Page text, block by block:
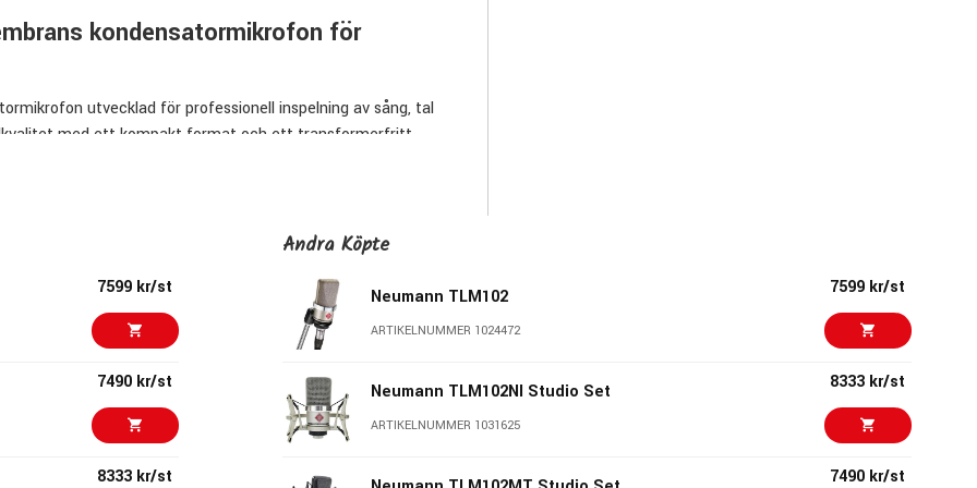
kondensatormikrofon för
utvecklad för professionell inspelning av sång, tal
med ett kompakt format och ett transformerfritt
allt från känsliga vokalinspelningar till kraftfulla instrument.
ett tydligt och fokuserat ljud. Den relativt linjära
och instrument naturligt och detaljerat.
i inspelningar.
7599 kr/st
7490 kr/st
8333 kr/st
Andra Köpte
Neumann TLM102
ARTIKELNUMMER 1024472
7599 kr/st
Neumann TLM102NI Studio Set
ARTIKELNUMMER 1031625
8333 kr/st
7490 kr/st